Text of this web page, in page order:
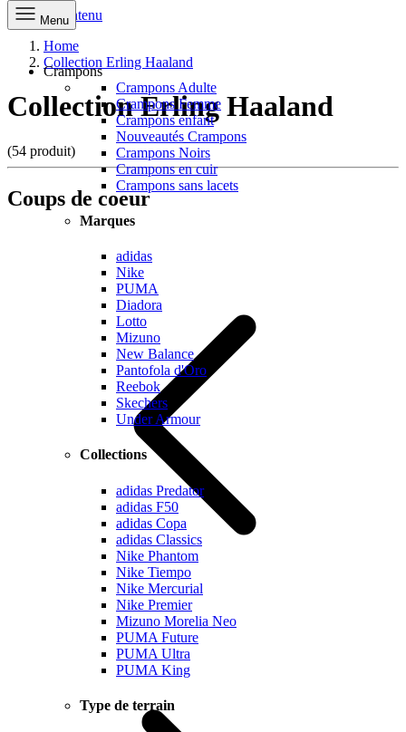
Aller au contenu
Menu
Crampons
Crampons Adulte
Crampons Femme
Crampons enfant
Nouveautés Crampons
Crampons Noirs
Crampons en cuir
Crampons sans lacets
Marques
adidas
Nike
PUMA
Diadora
Lotto
Mizuno
New Balance
Pantofola d'Oro
Reebok
Skechers
Under Armour
Collections
adidas Predator
adidas F50
adidas Copa
adidas Classics
Nike Phantom
Nike Tiempo
Nike Mercurial
Nike Premier
Mizuno Morelia Neo
PUMA Future
PUMA Ultra
PUMA King
Type de terrain
Home
Collection Erling Haaland
Collection Erling Haaland
(54 produit)
Coups de coeur